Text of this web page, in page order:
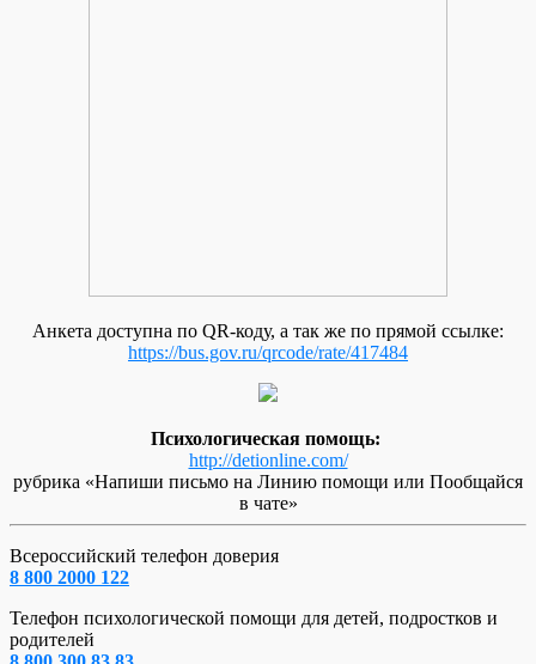
Анкета доступна по QR-коду, а так же по прямой ссылке:
https://bus.gov.ru/qrcode/rate/417484
Психологическая помощь:
http://detionline.com/
рубрика «Напиши письмо на Линию помощи или Пообщайся
в чате»
Всероссийский телефон доверия
8 800 2000 122
Телефон психологической помощи для детей, подростков и
родителей